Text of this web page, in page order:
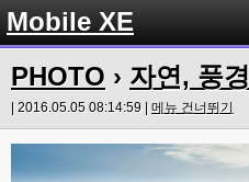
Mobile XE
PHOTO › 자연, 풍경
| 2016.05.05 08:14:59 | 메뉴 건너뛰기